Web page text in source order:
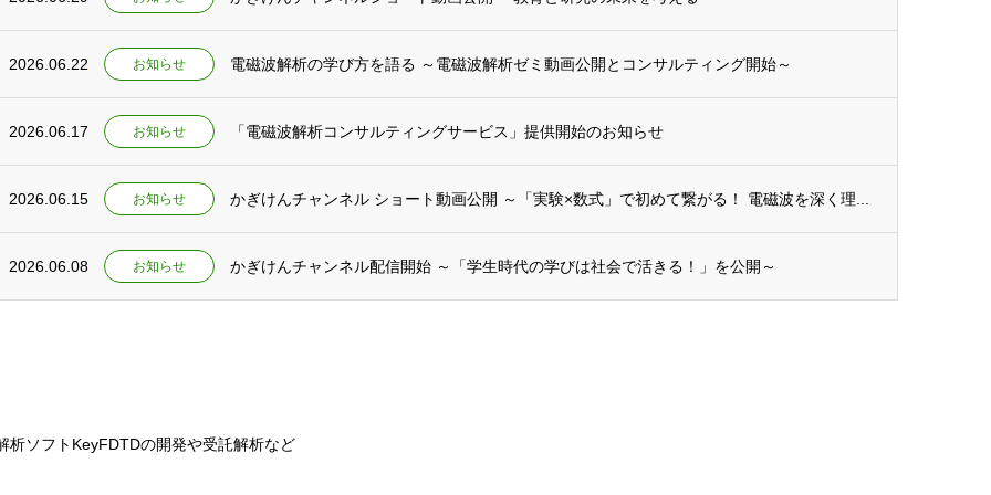
2026.06.22 お知らせ 電磁波解析の学び方を語る ～電磁波解析ゼミ動画公開とコンサルティング開始～
2026.06.17 お知らせ 「電磁波解析コンサルティングサービス」提供開始のお知らせ
2026.06.15 お知らせ かぎけんチャンネル ショート動画公開 ～「実験×数式」で初めて繋がる！ 電磁波を深く理...
2026.06.08 お知らせ かぎけんチャンネル配信開始 ～「学生時代の学びは社会で活きる！」を公開～
析ソフトKeyFDTDの開発や受託解析など